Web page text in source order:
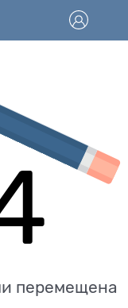
перемещена